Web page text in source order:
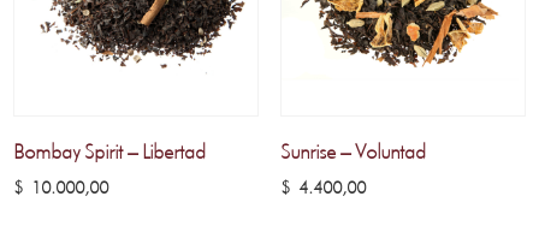
Bombay Spirit – Libertad
$ 10.000,00
Sunrise – Voluntad
$4.400,00